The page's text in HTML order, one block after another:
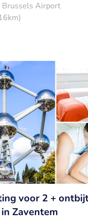
Airport
voor 2 +
Zaventem